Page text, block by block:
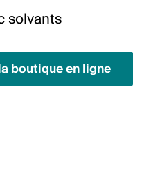
solvants
boutique en ligne